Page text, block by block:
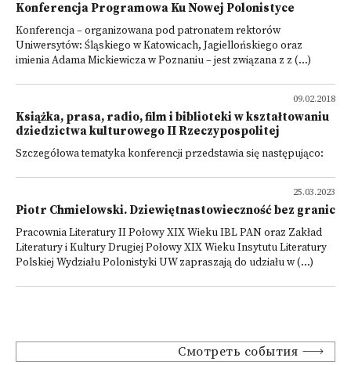
Konferencja Programowa Ku Nowej Polonistyce
Konferencja – organizowana pod patronatem rektorów
Uniwersytów: Śląskiego w Katowicach, Jagiellońskiego oraz
imienia Adama Mickiewicza w Poznaniu – jest związana z z (...)
09.02.2018
Książka, prasa, radio, film i biblioteki w kształtowaniu
dziedzictwa kulturowego II Rzeczypospolitej
Szczegółowa tematyka konferencji przedstawia się następująco:
25.03.2023
Piotr Chmielowski. Dziewiętnastowieczność bez granic
Pracownia Literatury II Połowy XIX Wieku IBL PAN oraz Zakład
Literatury i Kultury Drugiej Połowy XIX Wieku Insytutu Literatury
Polskiej Wydziału Polonistyki UW zapraszają do udziału w (...)
Смотреть события